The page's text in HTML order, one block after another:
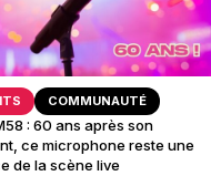
COMMUNAUTÉ
: 60 ans après son
ce microphone reste une
de la scène live